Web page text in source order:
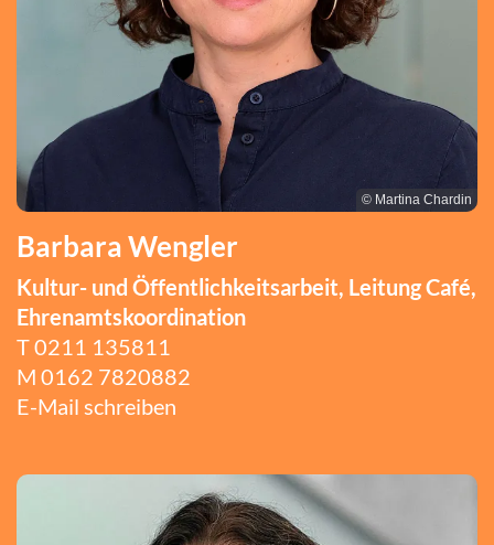
© Martina Chardin
Barbara Wengler
Kultur- und Öffentlichkeitsarbeit, Leitung Café,
Ehrenamtskoordination
T 0211 135811
M 0162 7820882
E-Mail schreiben